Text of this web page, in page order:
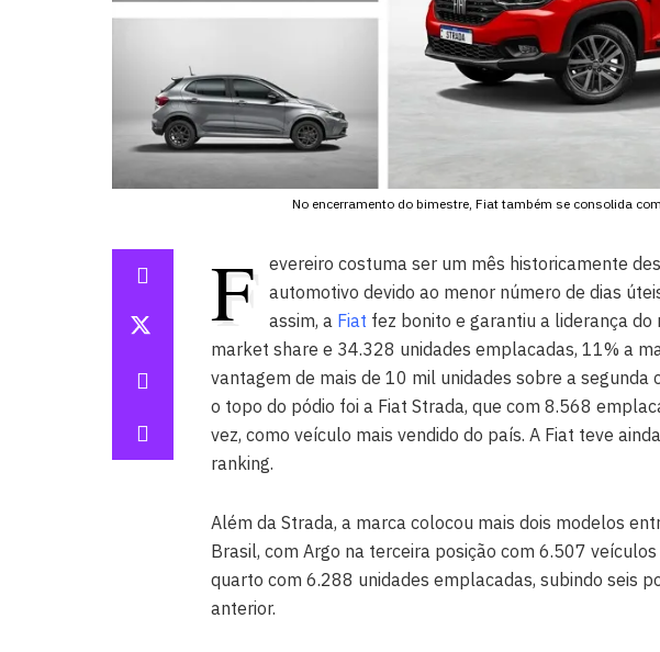
No encerramento do bimestre, Fiat também se consolida
F
evereiro costuma ser um mês historicamente
automotivo devido ao menor número de dias
assim, a Fiat fez bonito e garantiu a liderança
market share e 34.328 unidades emplacadas, 11% a
vantagem de mais de 10 mil unidades sobre a segunda
o topo do pódio foi a Fiat Strada, que com 8.568
vez, como veículo mais vendido do país. A Fiat teve
ranking.
Além da Strada, a marca colocou mais dois modelos
Brasil, com Argo na terceira posição com 6.507
quarto com 6.288 unidades emplacadas, subindo seis
anterior.